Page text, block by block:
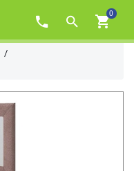
0